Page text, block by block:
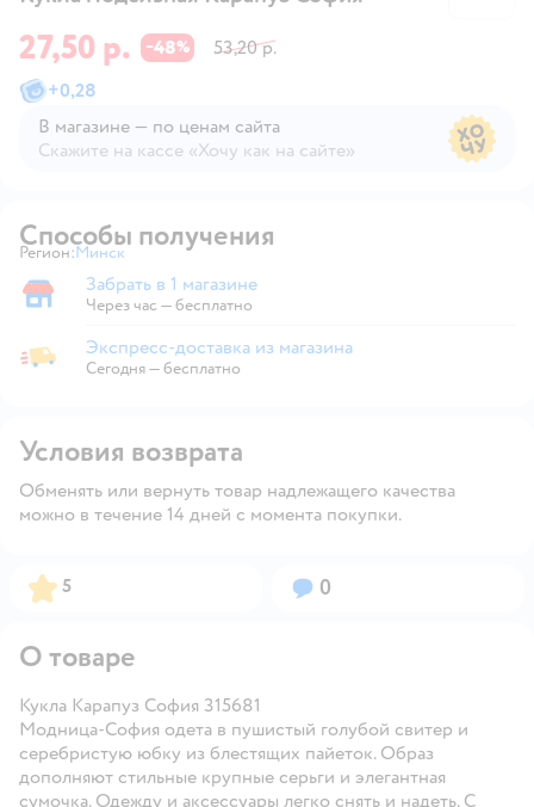
27,50 р. −48%
53,20 р.
+0,28
В магазине — по ценам сайта
Скажите на кассе «Хочу как на сайте»
Способы получения
Регион: Выбор адреса доставки.
Минск
Забрать в магазине
Забрать в 1 магазине
Через час — бесплатно
Экспресс-доставка из магазина
Экспресс-доставка из магазина
Сегодня—бесплатно
Условия возврата
Обменять или вернуть товар надлежащего качества
можно в течение 14 дней с момента покупки.
Рейтинг:
5 Вопросов:
0
О товаре
Кукла Карапуз София 315681
Модница-София одета в пушистый голубой свитер и
серебристую юбку из блестящих пайеток. Образ
дополняют стильные крупные серьги и элегантная
сумочка. Одежду и аксессуары легко снять и надеть. С